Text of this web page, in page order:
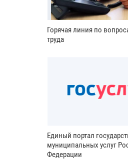
Горячая линия по
труда
Единый портал
муниципальных услуг
Федерации